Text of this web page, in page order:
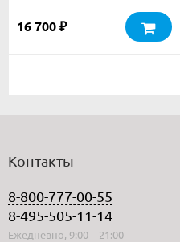
16 700 ₽
Контакты
8-800-777-00-55
8-495-505-11-14
Ежедневно, 9:00—21:00